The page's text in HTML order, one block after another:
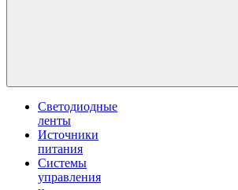
Светодиодные
ленты
Источники
питания
Системы
управления